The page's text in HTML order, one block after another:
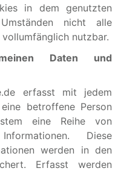
in dem genutzten
nicht alle
nutzbar.
Daten und
erfasst mit jedem
betroffene Person
eine Reihe von
Diese
werden in den
Erfasst werden